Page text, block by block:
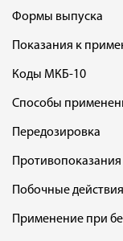
Формы выпуска
Показания к
Коды МКБ-10
Способы
Передозировка
Противопоказания
Побочные действия
Применение при